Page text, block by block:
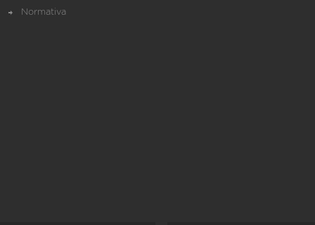
Normativa